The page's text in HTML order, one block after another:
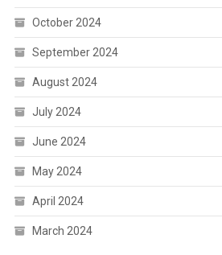
October 2024
September 2024
August 2024
July 2024
June 2024
May 2024
April 2024
March 2024